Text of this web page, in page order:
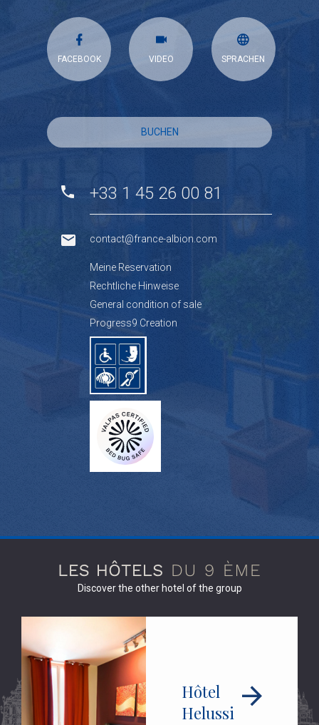
FACEBOOK VIDEO SPRACHEN
BUCHEN
+33 1 45 26 00 81
contact@france-albion.com
Meine Reservation
Rechtliche Hinweise
General condition of sale
Progress9 Creation
Discover the other hotel of the group
Hôtel
Helussi